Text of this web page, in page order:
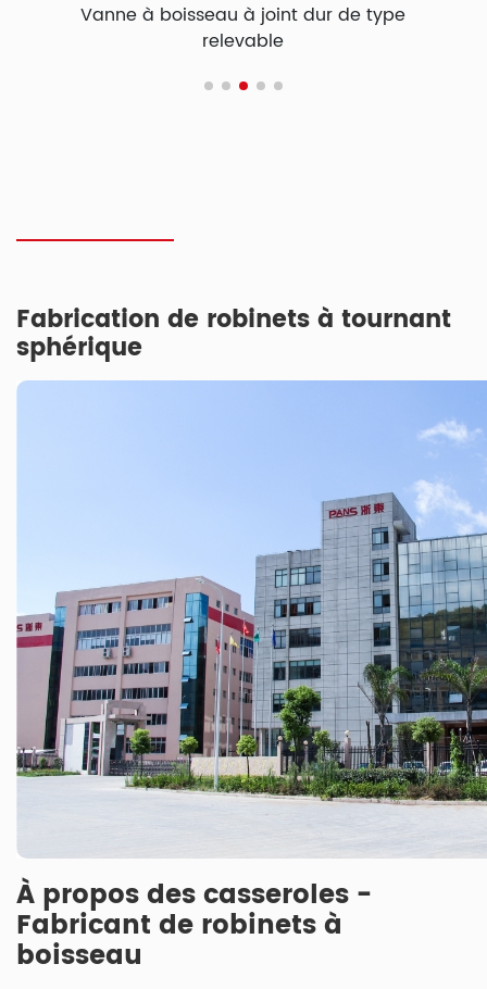
dur de type Vanne à boisseau à 4 voies
Fabrication de robinets à tournant
sphérique
À propos des casseroles -
Fabricant de robinets à
boisseau